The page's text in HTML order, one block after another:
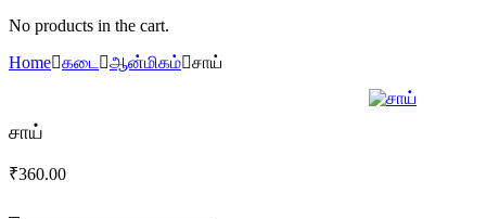
No products in the cart.
Home கடை ஆன்மிகம் சாய்
சாய்
₹360.00